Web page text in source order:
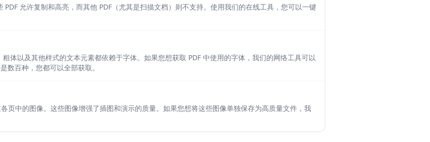
PDF 允许复制和高亮，而其他 PDF（尤其是扫描文档）则不支持。使用我们的在线工具，您可以一键
体以及其他样式的文本元素都依赖于字体。如果您想获取 PDF 中使用的字体，我们的网络工具可以
数百种，您都可以全部获取。
页中的图像。这些图像增强了插图和演示的质量。如果您想将这些图像单独保存为高质量文件，我